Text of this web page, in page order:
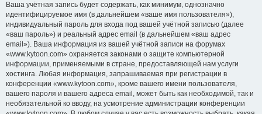
Ваша учётная запись будет содержать, как минимум, однозначно
идентифицируемое имя (в дальнейшем «ваше имя пользователя»),
индивидуальный пароль для входа под вашей учётной записью (далее
«ваш пароль») и реальный адрес email (в дальнейшем «ваш адрес
email»). Ваша информация из вашей учётной записи на форумах
«www.kytoon.com» охраняется законами о защите компьютерной
информации, применяемыми в стране, предоставляющей нам услуги
хостинга. Любая информация, запрашиваемая при регистрации в
конференции «www.kytoon.com», кроме вашего имени пользователя,
вашего пароля и вашего адреса email, может быть как необходимой, так и
необязательной ко вводу, на усмотрение администрации конференции